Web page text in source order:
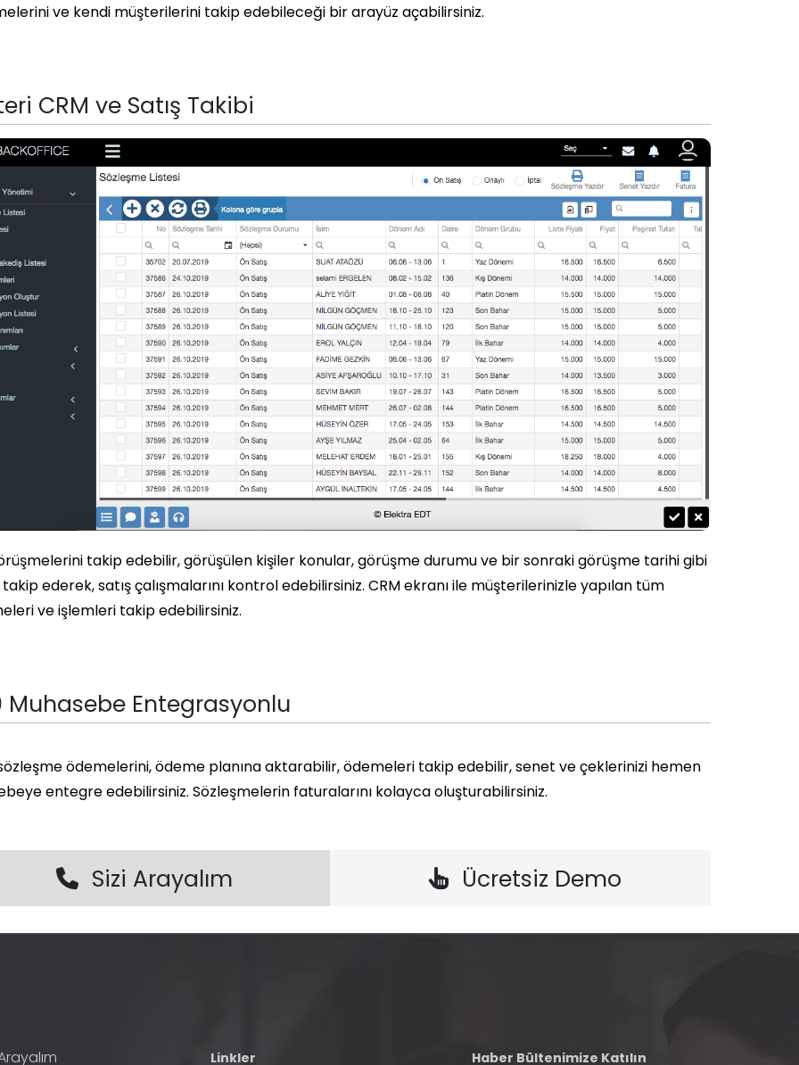
ve kendi müşterilerini takip edebileceği bir arayüz açabilirsiniz.
CRM ve Satış Takibi
takip edebilir, görüşülen kişiler konular, görüşme durumu ve bir sonraki görüşme tarihi gibi
ederek, satış çalışmalarını kontrol edebilirsiniz. CRM ekranı ile müşterilerinizle yapılan tüm
ve işlemleri takip edebilirsiniz.
Muhasebe Entegrasyonlu
ödemelerini, ödeme planına aktarabilir, ödemeleri takip edebilir, senet ve çeklerinizi hemen
entegre edebilirsiniz. Sözleşmelerin faturalarını kolayca oluşturabilirsiniz.
Sizi Arayalım Ücretsiz Demo
Linkler Haber Bültenimize Katılın